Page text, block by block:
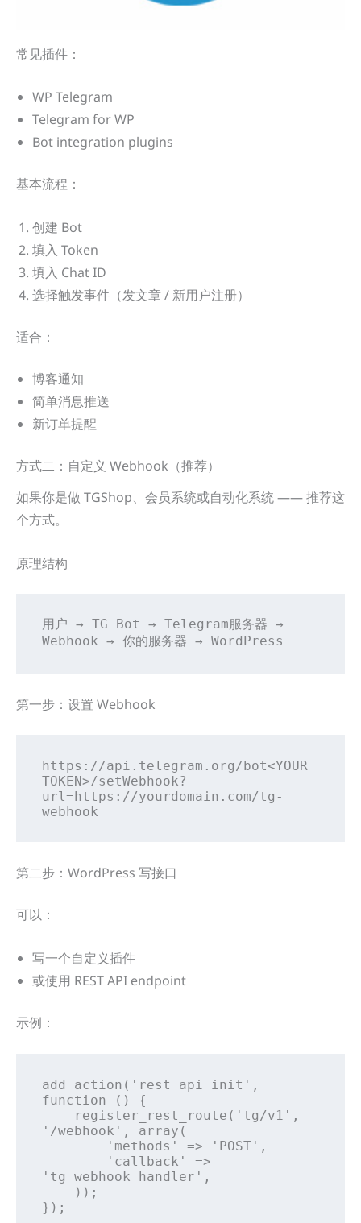
常见插件：
WP Telegram
Telegram for WP
Bot integration plugins
基本流程：
创建 Bot
填入 Token
填入 Chat ID
选择触发事件（发文章 / 新用户注册）
适合：
博客通知
简单消息推送
新订单提醒
方式二：自定义 Webhook（推荐）
如果你是做 TGShop、会员系统或自动化系统 —— 推荐这
个方式。
原理结构
用户 → TG Bot → Telegram服务器 →
Webhook → 你的服务器 → WordPress
第一步：设置 Webhook
https://api.telegram.org/bot<YOUR_
TOKEN>/setWebhook?
url=https://yourdomain.com/tg-
webhook
第二步：WordPress 写接口
可以：
写一个自定义插件
或使用 REST API endpoint
示例：
add_action('rest_api_init',
function () {
'/webhook', array(
'tg_webhook_handler',
});